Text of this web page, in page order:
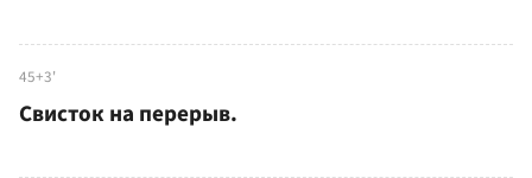
45+3'
Свисток на перерыв.